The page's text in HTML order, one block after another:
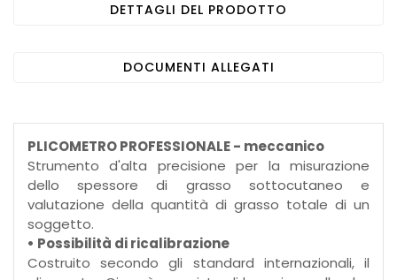
DETTAGLI DEL PRODOTTO
DOCUMENTI ALLEGATI
PLICOMETRO PROFESSIONALE - meccanico
Strumento d'alta precisione per la misurazione
dello spessore di grasso sottocutaneo e
valutazione della quantità di grasso totale di un
soggetto.
• Possibilità di ricalibrazione
Costruito secondo gli standard internazionali, il